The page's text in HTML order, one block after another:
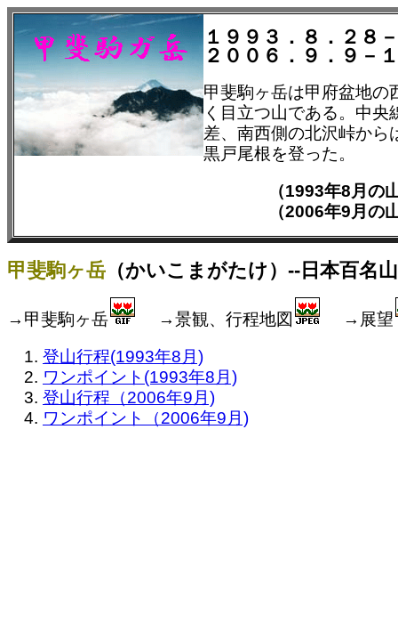
１９９３．８．２８
２００６．９．９－
甲斐駒ヶ岳は甲府盆地の
く目立つ山である。中
差、南西側の北沢峠か
黒戸尾根を登った。
（1993年8月
（2006年9月
甲斐駒ヶ岳 （かいこまがたけ）--日本百名
→甲斐駒ヶ岳 →景観、行程地図 →展望
登山行程(1993年8月)
ワンポイント(1993年8月)
登山行程（2006年9月)
ワンポイント（2006年9月)